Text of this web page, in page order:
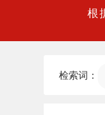
根
检索词：